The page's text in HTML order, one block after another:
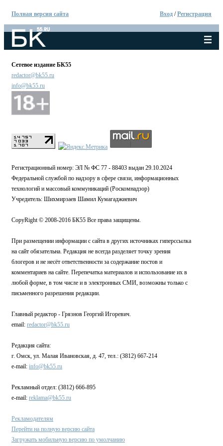
Полная версия сайта Вход /Регистрация
Сетевое издание БК55
redactor@bk55.ru
info@bk55.ru
Регистрационный номер: ЭЛ № ФС 77 - 88403 выдан 29.10.2024
Федеральной службой по надзору в сфере связи, информационных
технологий и массовый коммуникаций (Роскомнадзор)
Учредитель: Шихмирзаев Шамил Кумагаджиевич
CopyRight © 2008-2016 БК55 Все права защищены.
При размещении информации с сайта в других источниках гиперссылка
на сайт обязательна. Редакция не всегда разделяет точку зрения
блогеров и не несёт ответственности за содержание постов и
комментариев на сайте. Перепечатка материалов и использование их в
любой форме, в том числе и в электронных СМИ, возможны только с
письменного разрешения редакции.
Главный редактор - Грязнов Георгий Игоревич.
email: redactor@bk55.ru
Редакция сайта:
г. Омск, ул. Малая Ивановская, д. 47, тел.: (3812) 667-214
e-mail: info@bk55.ru
Рекламный отдел: (3812) 666-895
e-mail: reklama@bk55.ru
Рекламодателям
Перейти на полную версию сайта
Загружать мобильную версию по умолчанию